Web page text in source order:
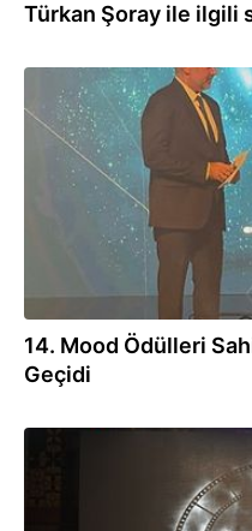
Türkan Şoray ile ilgili
21.11.2024
14. Mood Ödülleri
Geçidi